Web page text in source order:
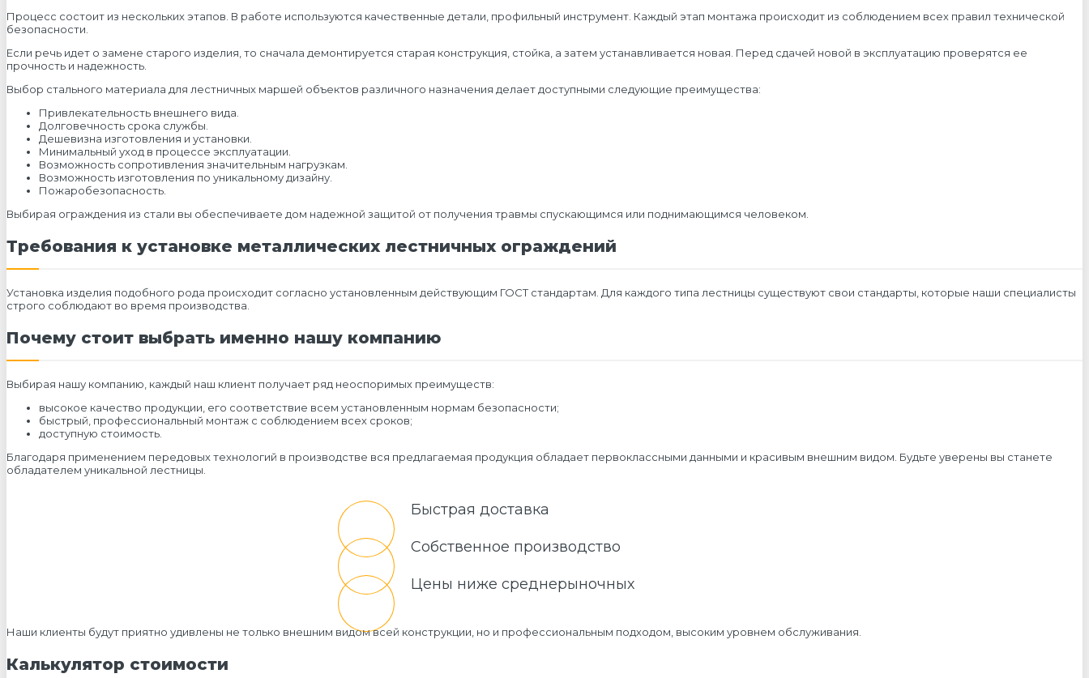
Процесс состоит из нескольких этапов. В работе используются качественные детали, профильный инструмент. Каждый этап монтажа происходит из соблюдением всех правил технической
безопасности.
Если речь идет о замене старого изделия, то сначала демонтируется старая конструкция, стойка, а затем устанавливается новая. Перед сдачей новой в эксплуатацию проверятся ее
прочность и надежность.
Выбор стального материала для лестничных маршей объектов различного назначения делает доступными следующие преимущества:
Привлекательность внешнего вида.
Долговечность срока службы.
Дешевизна изготовления и установки.
Минимальный уход в процессе эксплуатации.
Возможность сопротивления значительным нагрузкам.
Возможность изготовления по уникальному дизайну.
Пожаробезопасность.
Выбирая ограждения из стали вы обеспечиваете дом надежной защитой от получения травмы спускающимся или поднимающимся человеком.
Требования к установке металлических лестничных ограждений
Установка изделия подобного рода происходит согласно установленным действующим ГОСТ стандартам. Для каждого типа лестницы существуют свои стандарты, которые наши специалисты
строго соблюдают во время производства.
Почему стоит выбрать именно нашу компанию
Выбирая нашу компанию, каждый наш клиент получает ряд неоспоримых преимуществ:
высокое качество продукции, его соответствие всем установленным нормам безопасности;
быстрый, профессиональный монтаж с соблюдением всех сроков;
доступную стоимость.
Благодаря применением передовых технологий в производстве вся предлагаемая продукция обладает первоклассными данными и красивым внешним видом. Будьте уверены вы станете
обладателем уникальной лестницы.
Быстрая доставка
Собственное производство
Цены ниже среднерыночных
Наши клиенты будут приятно удивлены не только внешним видом всей конструкции, но и профессиональным подходом, высоким уровнем обслуживания.
Калькулятор стоимости